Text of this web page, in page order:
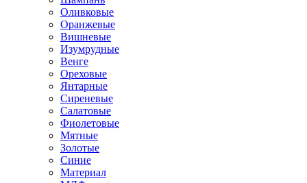
Оливковые
Оранжевые
Вишневые
Изумрудные
Венге
Ореховые
Янтарные
Сиреневые
Салатовые
Фиолетовые
Мятные
Золотые
Синие
Материал